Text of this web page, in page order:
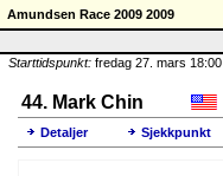
Amundsen Race 2009 2009
Starttidspunkt: fredag 27. mars 18:00
44. Mark Chin
Detaljer Sjekkpunkt